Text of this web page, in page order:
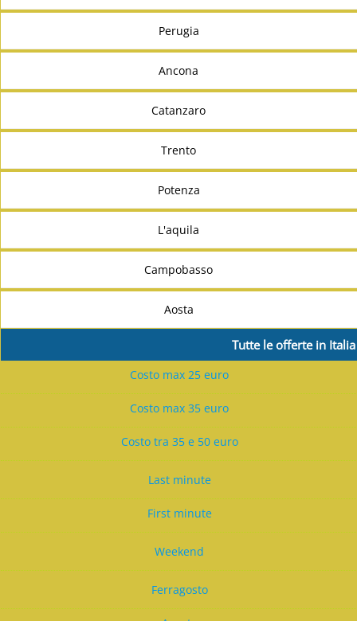
Perugia
Ancona
Catanzaro
Trento
Potenza
L'aquila
Campobasso
Aosta
Tutte le offerte in Italia
Costo max 25 euro
Costo max 35 euro
Costo tra 35 e 50 euro
Last minute
First minute
Weekend
Ferragosto